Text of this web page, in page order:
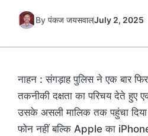
By पंकज जयसवालJuly 2, 2025
नाहन : संगड़ाह पुलिस ने एक बार
तकनीकी दक्षता का परिचय देते हुए
उसके असली मालिक तक पहुंचा
फोन नहीं बल्कि Apple का